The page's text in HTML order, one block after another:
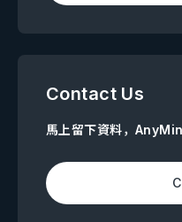
Contact Us
馬上留下資料，